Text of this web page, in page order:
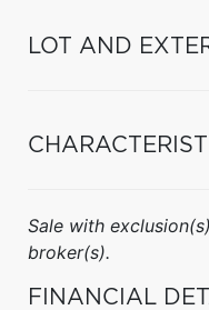
LOT AND
Sale with
broker(s).
FINANCIAL